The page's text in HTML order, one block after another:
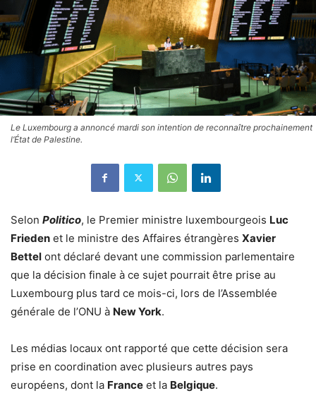
Le Luxembourg a annoncé mardi son intention de reconnaître prochainement
l’État de Palestine.
Selon Politico, le Premier ministre luxembourgeois Luc
Frieden et le ministre des Affaires étrangères Xavier
Bettel ont déclaré devant une commission parlementaire
que la décision finale à ce sujet pourrait être prise au
Luxembourg plus tard ce mois-ci, lors de l’Assemblée
générale de l’ONU à New York.
Les médias locaux ont rapporté que cette décision sera
prise en coordination avec plusieurs autres pays
européens, dont la France et la Belgique.